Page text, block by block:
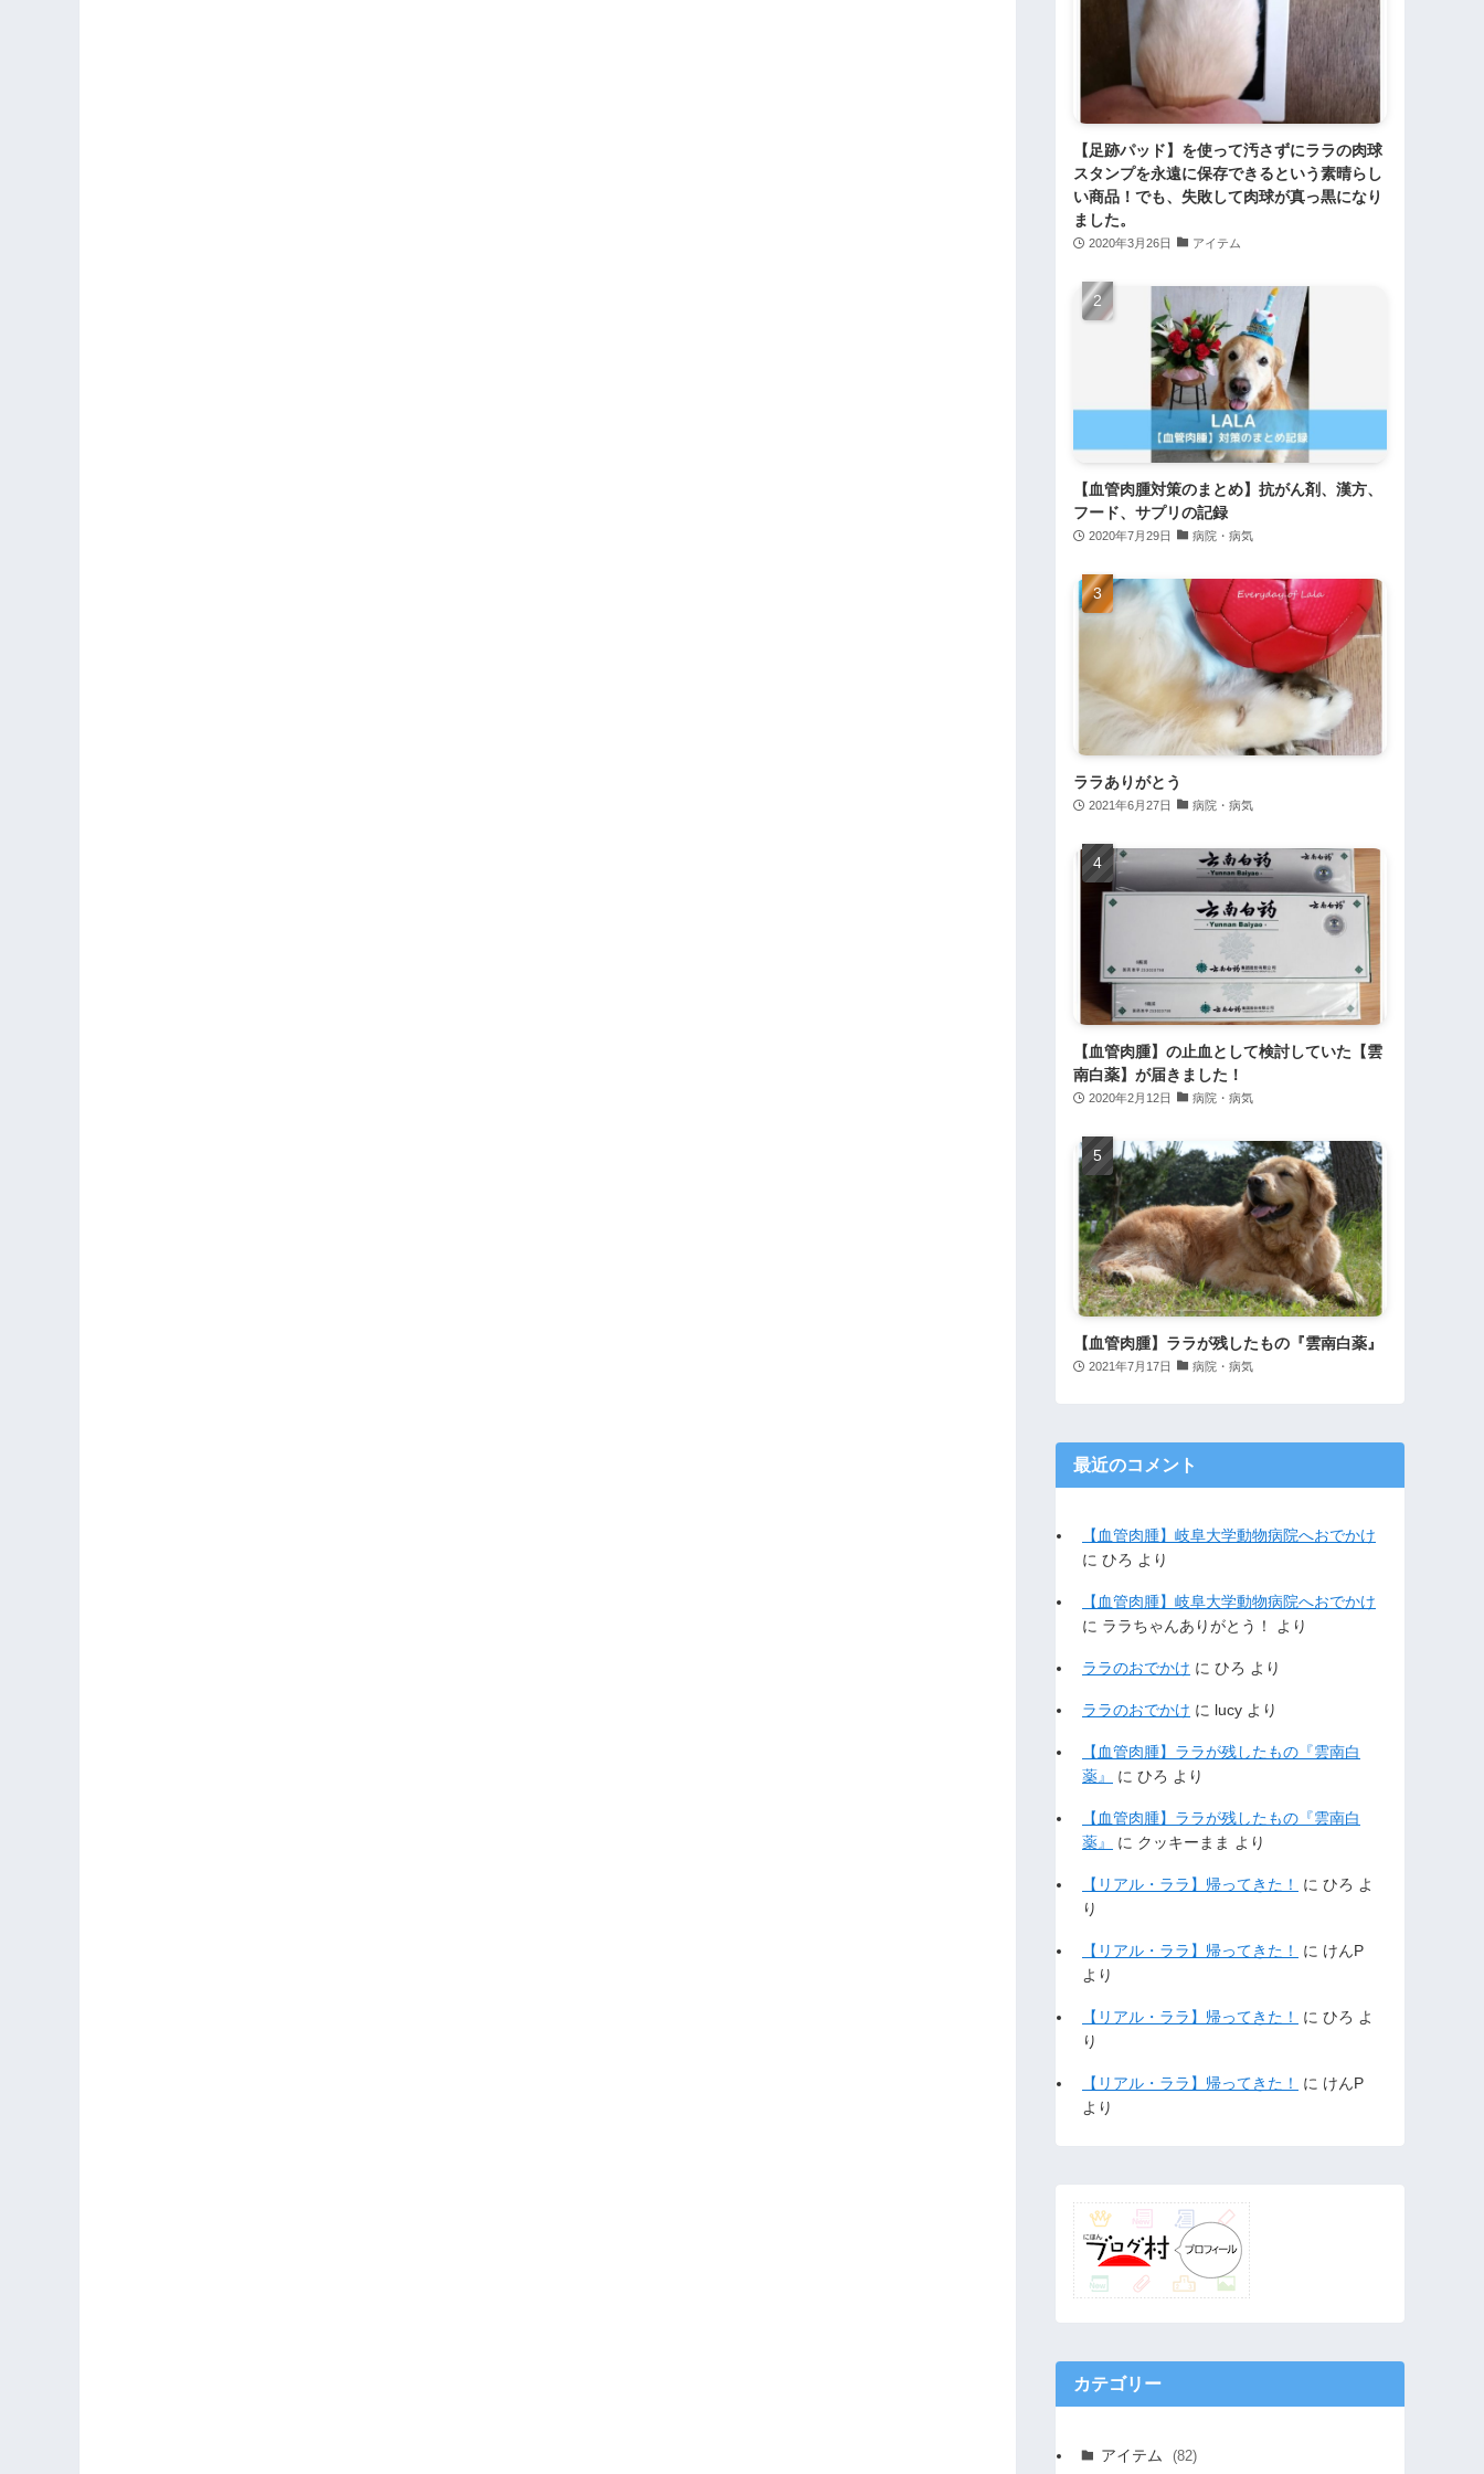
【足跡パッド】を使って汚さずにララの肉球
スタンプを永遠に保存できるという素晴らし
い商品！でも、失敗して肉球が真っ黒になり
ました。
2020年3月26日 アイテム
【血管肉腫対策のまとめ】抗がん剤、漢方、
フード、サプリの記録
2020年7月29日 病院・病気
ララありがとう
2021年6月27日 病院・病気
【血管肉腫】の止血として検討していた【雲
南白薬】が届きました！
2020年2月12日 病院・病気
【血管肉腫】ララが残したもの『雲南白薬』
2021年7月17日 病院・病気
最近のコメント
【血管肉腫】岐阜大学動物病院へおでかけ
に ひろ より
【血管肉腫】岐阜大学動物病院へおでかけ
に ララちゃんありがとう！ より
ララのおでかけ に ひろ より
ララのおでかけ に lucy より
【血管肉腫】ララが残したもの『雲南白
薬』
に ひろ より
【血管肉腫】ララが残したもの『雲南白
薬』
に クッキーまま より
【リアル・ララ】帰ってきた！ に ひろ よ
り
【リアル・ララ】帰ってきた！ に けんP
より
【リアル・ララ】帰ってきた！ に ひろ よ
り
【リアル・ララ】帰ってきた！ に けんP
より
カテゴリー
アイテム (82)